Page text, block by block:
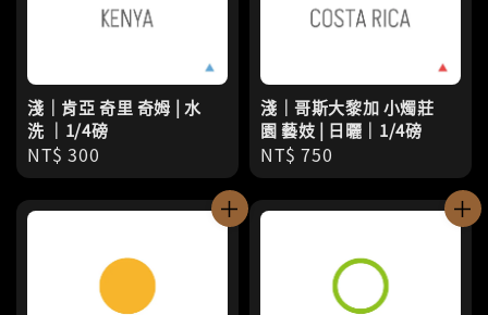
淺｜肯亞 奇里 奇姆 | 水
洗 ｜1/4磅
Regular
price
NT$ 300
淺｜哥斯大黎加 小燭莊
園 藝妓 | 日曬｜1/4磅
Regular
price
NT$ 750